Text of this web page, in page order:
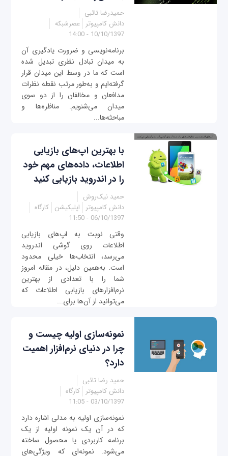
حمیدرضا تائبی
دانش کامپیوتر
عصرشبکه
10/10/1397 - 14:00
برنامه‌نویسی و ضرورت یادگیری آن
به میدان تبادل نظری تبدیل شده
است که ما در وسط این میدان قرار
گرفته‌ایم و به‌طور مرتب نقطه نظرات
مدافعان و مخالفان را از دو سوی
میدان می‌شنویم. مناظره‌ها و
مباحثه‌ها...
با بهترین اپ‌های بازیابی
اطلاعات، داده‌های مهم خود
را در اندروید بازیابی کنید
حمید نیک‌روش
دانش کامپیوتر
اپلیکیشن کارگاه
06/10/1397 - 11:50
وقتی نوبت به اپ‌های بازیابی
اطلاعات روی گوشی اندروید
می‌رسد، انتخاب‌ها خیلی محدود
است. به‌همین دلیل، در مقاله امروز
شما را با تعدادی از بهترین
نرم‌افزارهای بازیابی اطلاعات که
می‌توانید از آن‌ها برای...
نمونه‌سازی اولیه چیست و
چرا در دنیای نرم‌افزار اهمیت
دارد؟
حمید رضا تائبی
دانش کامپیوتر
کارگاه
03/10/1397 - 11:05
نمونه‌سازی اولیه به مدلی اشاره دارد
که در آن یک نمونه‌ اولیه از یک
برنامه کاربردی یا محصول ساخته
می‌شود. نمونه‌ای که ویژگی‌های